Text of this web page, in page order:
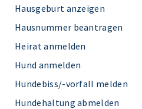
Hausgeburt anzeigen
Hausnummer beantragen
Heirat anmelden
Hund anmelden
Hundebiss/-vorfall melden
Hundehaltung abmelden